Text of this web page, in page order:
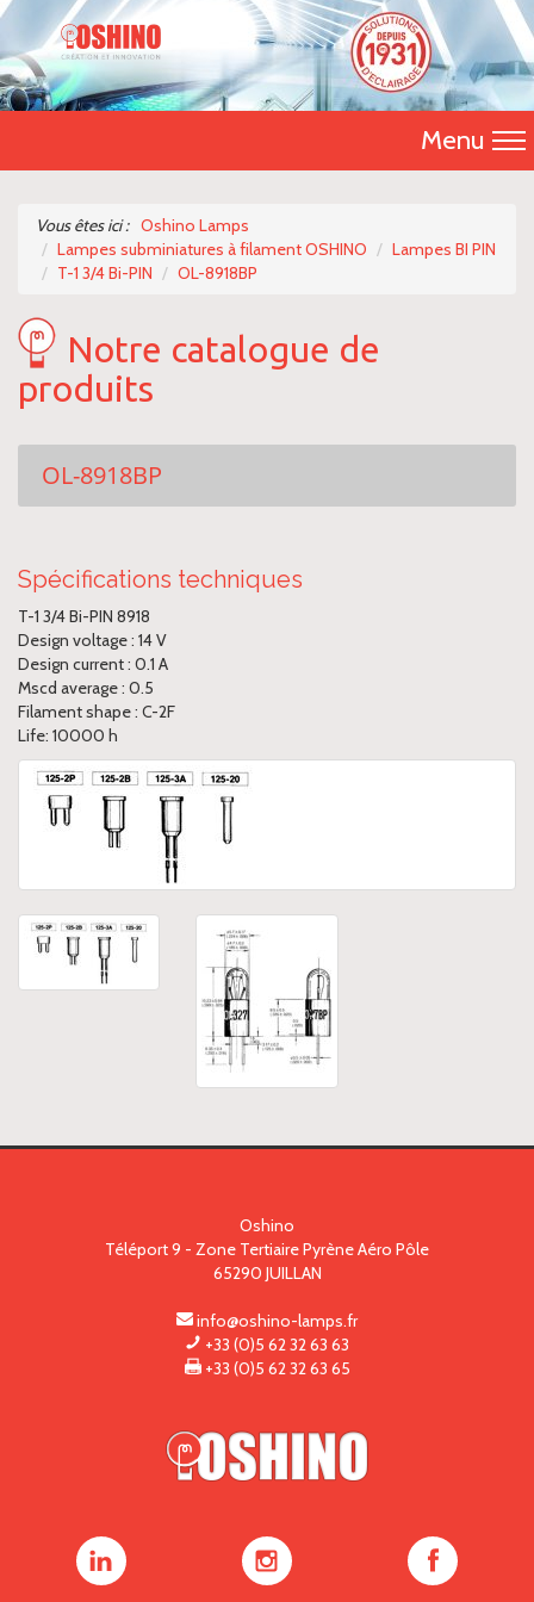
Menu
Présentation
Vous êtes ici : Oshino Lamps
Lampes subminiatures à filament OSHINO
Lampes BI PIN
T-1 3/4 Bi-PIN
OL-8918BP
Notre catalogue de
produits
OL-8918BP
Spécifications techniques
T-1 3/4 Bi-PIN 8918
Design voltage : 14 V
Design current : 0.1 A
Mscd average : 0.5
Filament shape : C-2F
Life: 10000 h
Oshino
Téléport 9 - Zone Tertiaire Pyrène Aéro Pôle
65290 JUILLAN
info@oshino-lamps.fr
+33 (0)5 62 32 63 63
+33 (0)5 62 32 63 65
Oshino
Oshino
Oshino